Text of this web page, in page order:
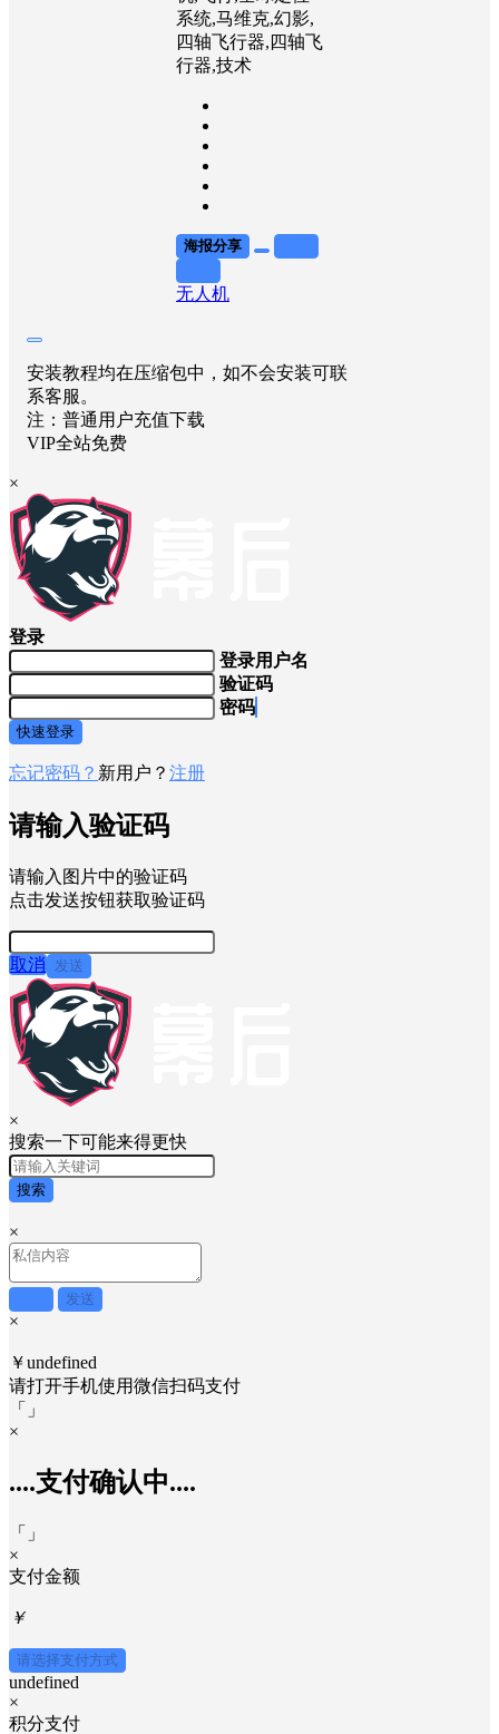
系统,马维克,幻影,
四轴飞行器,四轴飞
行器,技术
海报分享
无人机
安装教程均在压缩包中，如不会安装可联
系客服。
注：普通用户充值下载
VIP全站免费
×
登录
登录用户名
验证码
密码
快速登录
忘记密码？ 新用户？ 注册
请输入验证码
请输入图片中的验证码
点击发送按钮获取验证码
取消 发送
×
搜索一下可能来得更快
搜索
×
发送
×
￥undefined
请打开手机使用微信扫码支付
「
」
×
....支付确认中....
「
」
×
支付金额
￥
请选择支付方式
undefined
×
积分支付